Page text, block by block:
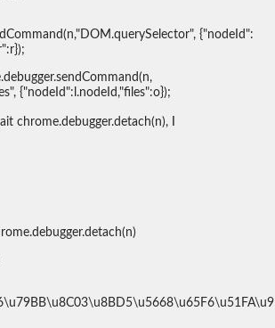
{"nodeId":
{"nodeId":l.nodeId,"files":o});